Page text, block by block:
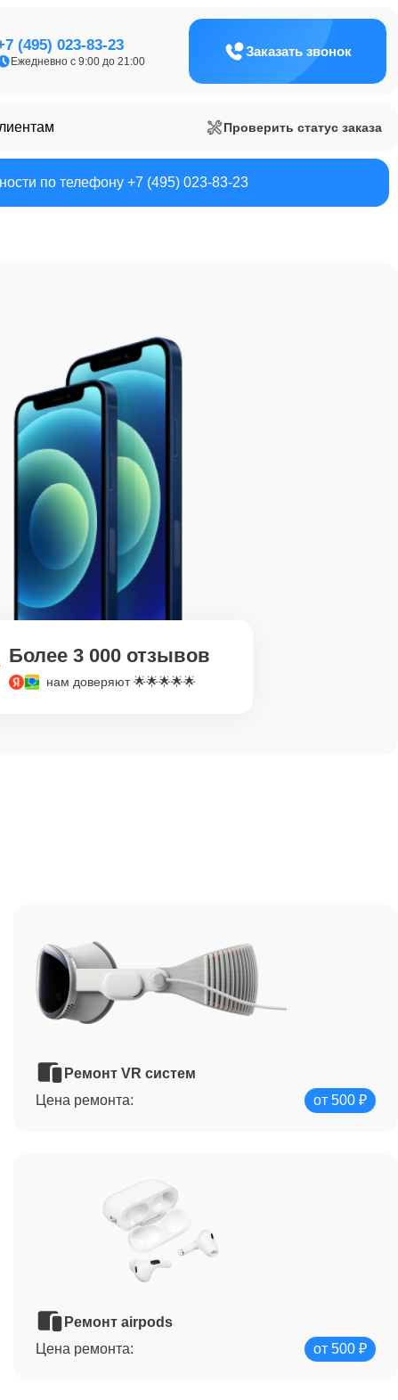
(495) 023-83-23
Ежедневно с 9:00 до 21:00
Заказать звонок
Проверить статус заказа
по телефону +7 (495) 023-83-23
Более 3 000 отзывов
нам доверяют 🌟🌟🌟🌟🌟
Ремонт VR систем
Цена ремонта:
от 500 ₽
Ремонт airpods
Цена ремонта:
от 500 ₽